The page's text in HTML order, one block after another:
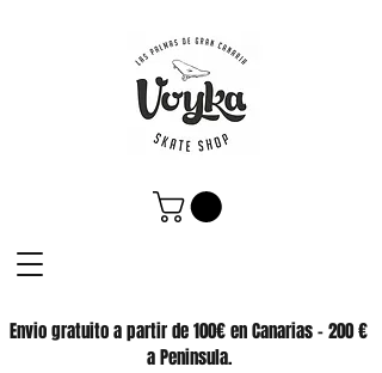
Envio gratuito a partir de 100€ en Canarias - 200 €
a Peninsula.